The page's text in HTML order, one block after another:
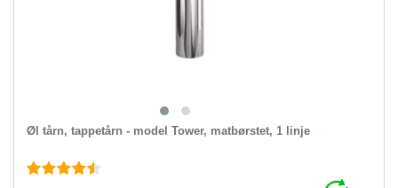
Øl tårn, tappetårn - model Tower, matbørstet, 1 linje